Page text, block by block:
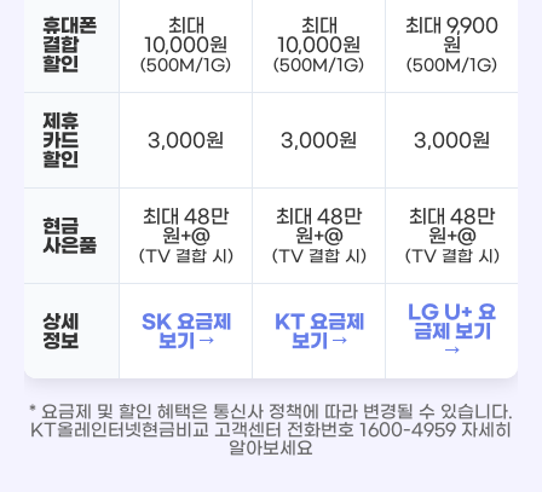
휴대폰
결합
할인
최대
10,000원
(500M/1G)
최대
10,000원
(500M/1G)
최대 9,900
원
(500M/1G)
제휴
카드
할인
3,000원 3,000원 3,000원
현금
사은품
최대 48만
원+@
(TV 결합 시)
최대 48만
원+@
(TV 결합 시)
최대 48만
원+@
(TV 결합 시)
상세
정보
SK 요금제
보기 →
KT 요금제
보기 →
LG U+ 요
금제 보기
→
* 요금제 및 할인 혜택은 통신사 정책에 따라 변경될 수 있습니다.
KT올레인터넷현금비교 고객센터 전화번호 1600-4959 자세히
알아보세요